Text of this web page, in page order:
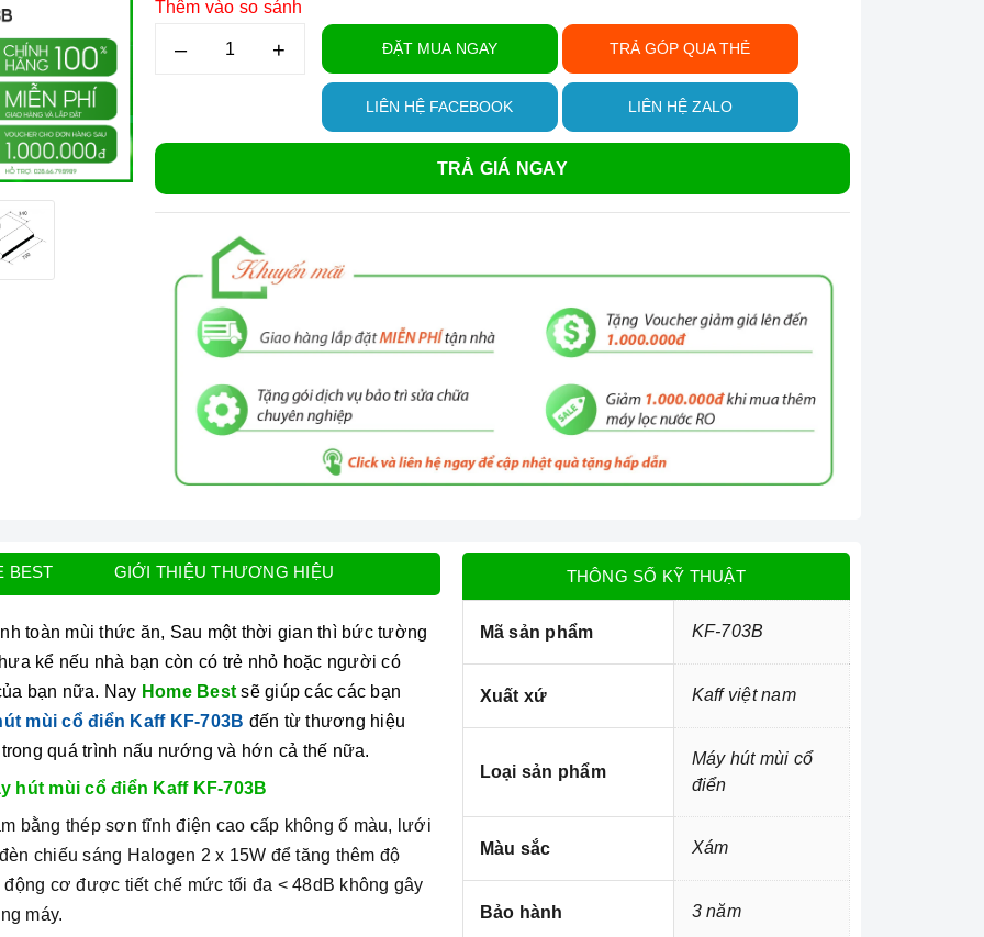
Thêm vào so sánh
– + ĐẶT MUA NGAY TRẢ GÓP QUA THẺ
LIÊN HỆ FACEBOOK LIÊN HỆ ZALO
TRẢ GIÁ NGAY
BEST GIỚI THIỆU THƯƠNG HIỆU
toàn mùi thức ăn, Sau một thời gian thì bức tường
kể nếu nhà bạn còn có trẻ nhỏ hoặc người có
bạn nữa. Nay Home Best sẽ giúp các các bạn
mùi cổ điển Kaff KF-703B đến từ thương hiệu
quá trình nấu nướng và hớn cả thế nữa.
hút mùi cổ điển Kaff KF-703B
bằng thép sơn tĩnh điện cao cấp không ố màu, lưới
chiếu sáng Halogen 2 x 15W để tăng thêm độ
cơ được tiết chế mức tối đa < 48dB không gây
máy.
THÔNG SỐ KỸ THUẬT
Mã sản phẩm KF-703B
Xuất xứ Kaff việt nam
Loại sản phẩm
Máy hút mùi cổ
điển
Màu sắc Xám
Bảo hành 3 năm